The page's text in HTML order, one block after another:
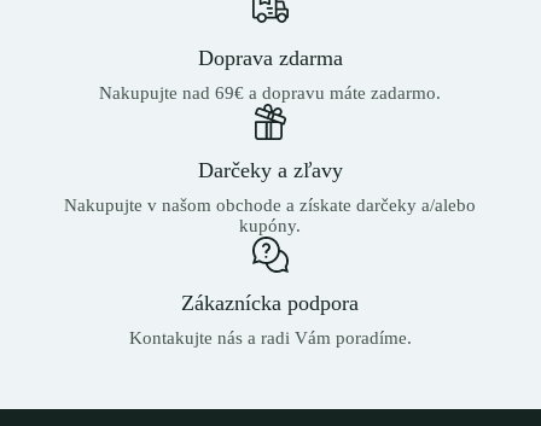
Doprava zdarma
Nakupujte nad 69€ a dopravu máte zadarmo.
Darčeky a zľavy
Nakupujte v našom obchode a získate darčeky a/alebo
kupóny.
Zákaznícka podpora
Kontakujte nás a radi Vám poradíme.